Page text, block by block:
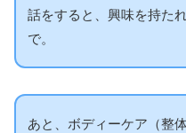
話をすると、興味を持た
で。
あと、ボディーケア（整